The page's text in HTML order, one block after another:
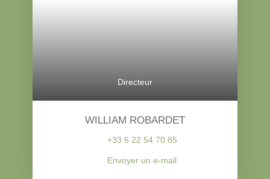
Directeur
WILLIAM ROBARDET
+33 6 22 54 70 85
Envoyer un e-mail